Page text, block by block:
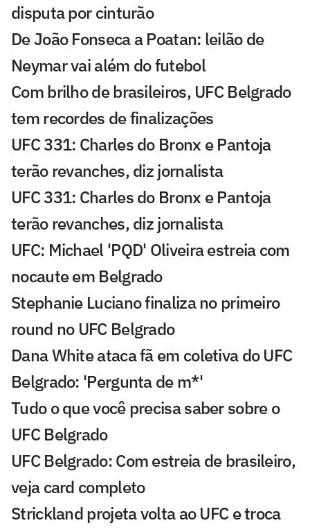
disputa por cinturão
De João Fonseca a Poatan: leilão de
Neymar vai além do futebol
Com brilho de brasileiros, UFC Belgrado
tem recordes de finalizações
UFC 331: Charles do Bronx e Pantoja
terão revanches, diz jornalista
UFC 331: Charles do Bronx e Pantoja
terão revanches, diz jornalista
UFC: Michael 'PQD' Oliveira estreia com
nocaute em Belgrado
Stephanie Luciano finaliza no primeiro
round no UFC Belgrado
Dana White ataca fã em coletiva do UFC
Belgrado: 'Pergunta de m*'
Tudo o que você precisa saber sobre o
UFC Belgrado
UFC Belgrado: Com estreia de brasileiro,
veja card completo
Strickland projeta volta ao UFC e troca